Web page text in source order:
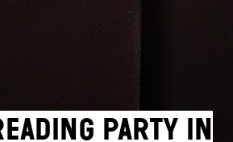
Party in